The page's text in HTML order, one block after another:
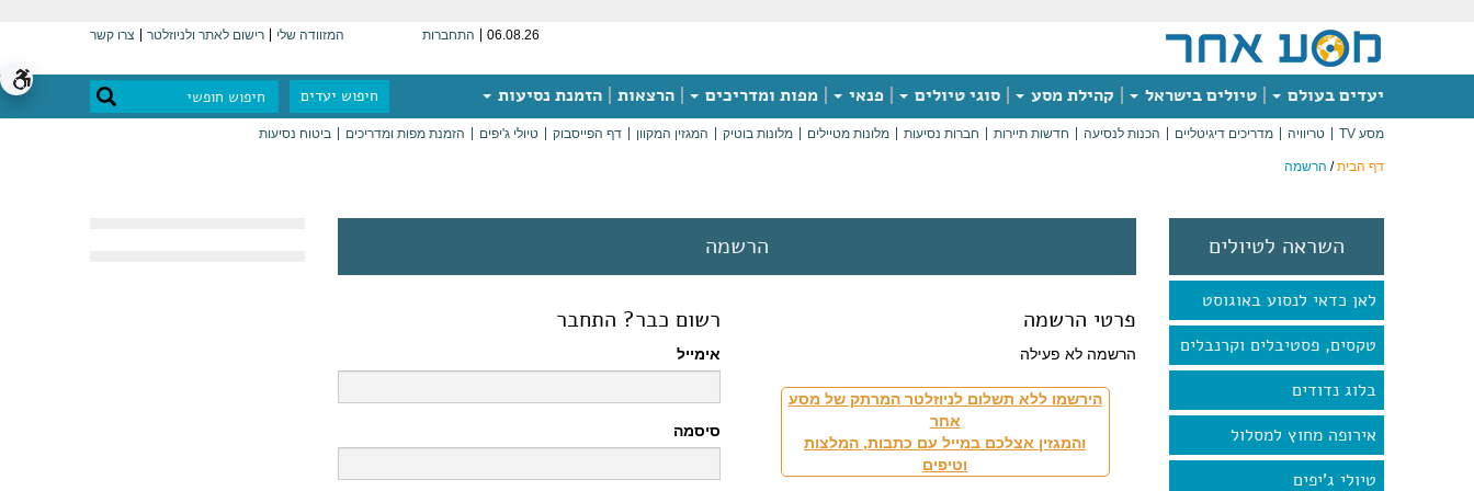
06.08.26 התחברות המזוודה שלי רישום לאתר ולניוזלטר צרו קשר
יעדים בעולם טיולים בישראל קהילת מסע סוגי טיולים פנאי מפות ומדריכים הרצאות הזמנת נסיעות חיפוש יעדים
מסע TV טריוויה מדריכים דיגיטליים הכנות לנסיעה חדשות תיירות חברות נסיעות מלונות מטיילים מלונות בוטיק המגזין המקוון דף הפייסבוק טיולי ג'יפים הזמנת מפות ומדריכים ביטוח נסיעות
דף הבית/ הרשמה
השראה לטיולים
לאן כדאי לנסוע באוגוסט
טקסים, פסטיבלים וקרנבלים
בלוג נדודים
אירופה מחוץ למסלול
טיולי ג'יפים
הרשמה
פרטי הרשמה
הרשמה לא פעילה
הירשמו ללא תשלום לניוזלטר המרתק של מסע
אחר
והמגזין אצלכם במייל עם כתבות, המלצות
וטיפים
רשום כבר? התחבר
אימייל
סיסמה